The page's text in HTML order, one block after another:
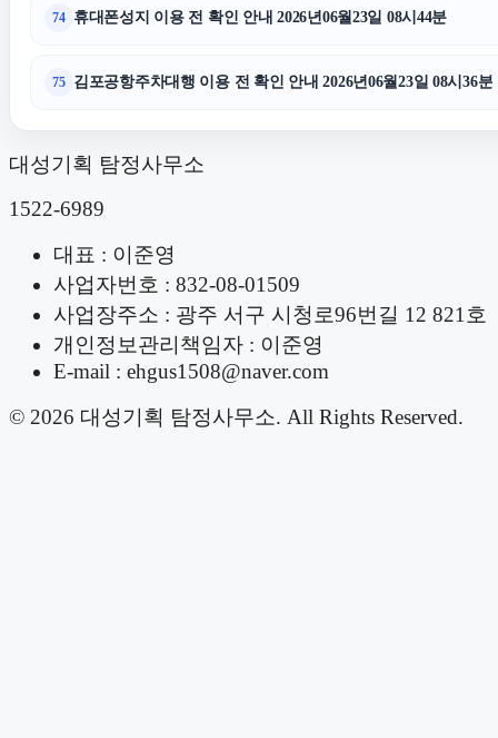
74 휴대폰성지 이용 전 확인 안내 2026년06월23일 08시44분
75 김포공항주차대행 이용 전 확인 안내 2026년06월23일 08시36분
대성기획 탐정사무소
1522-6989
대표 : 이준영
사업자번호 : 832-08-01509
사업장주소 : 광주 서구 시청로96번길 12 821호
개인정보관리책임자 : 이준영
E-mail : ehgus1508@naver.com
© 2026 대성기획 탐정사무소. All Rights Reserved.